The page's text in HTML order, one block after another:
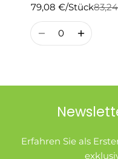
79,08 €/Stück
Regulärer
Preis
Verkaufspreis
Menge
Erfahren Sie als